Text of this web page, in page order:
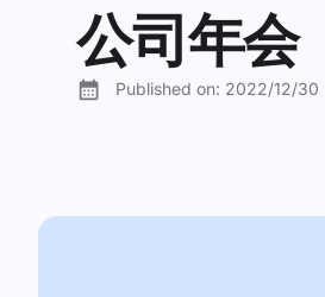
公司年会
Published on: 2022/12/30